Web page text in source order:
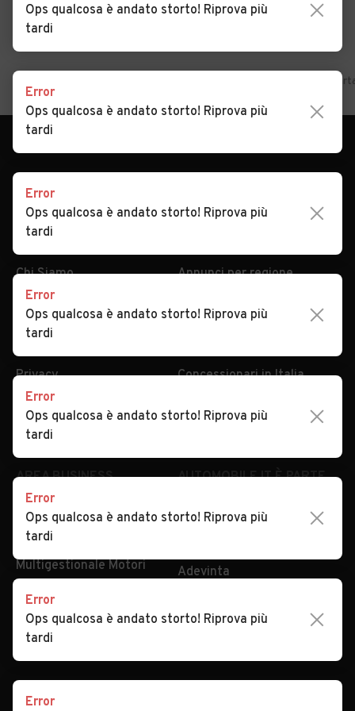
Auto usate in vendita
Chi Siamo
Serve aiuto?
Dati identificativi
Privacy
Impostazioni Privacy
Security
Annunci per regione
Tutte le auto usate
Concessionari in Italia
Valutazione auto
AREA BUSINESS
Registrazione
concessionario
Multigestionale Motori
AUTOMOBILE.IT È PARTE
subito.it
Adevinta
SEGUICI
Copyright © 2023 Marktplaats B.V. Tutti i diritti riservati.
Ops qualcosa è andato storto! Riprova più
tardi
Error
Ops qualcosa è andato storto! Riprova più
tardi
Error
Ops qualcosa è andato storto! Riprova più
tardi
Error
Ops qualcosa è andato storto! Riprova più
tardi
Error
Ops qualcosa è andato storto! Riprova più
tardi
Error
Ops qualcosa è andato storto! Riprova più
tardi
Error
Ops qualcosa è andato storto! Riprova più
tardi
Error